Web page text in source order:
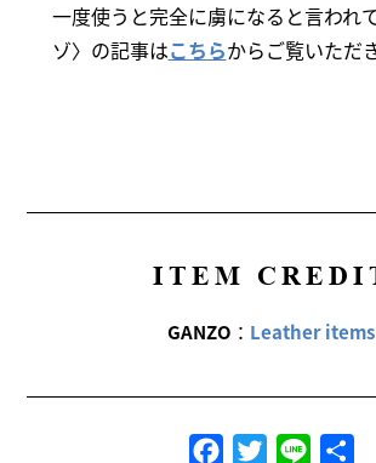
一度使うと完全に虜になると言われ
ゾ〉の記事はこちらからご覧いただ
ITEM
GANZO ： Leather items
FacebookTwitterLine